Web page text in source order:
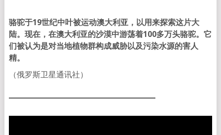
骆驼于19世纪中叶被运动澳大利亚，以用来探索这片大
陆。现在，在澳大利亚的沙漠中游荡着100多万头骆驼。它
们被认为是对当地植物群构成威胁以及污染水源的害人
精。
（俄罗斯卫星通讯社）